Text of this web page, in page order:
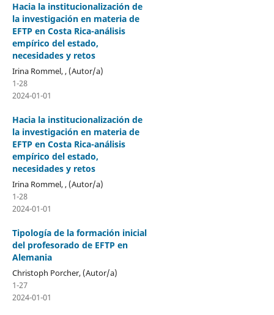
Hacia la institucionalización de
la investigación en materia de
EFTP en Costa Rica-análisis
empírico del estado,
necesidades y retos
Irina Rommel, , (Autor/a)
1-28
2024-01-01
Hacia la institucionalización de
la investigación en materia de
EFTP en Costa Rica-análisis
empírico del estado,
necesidades y retos
Irina Rommel, , (Autor/a)
1-28
2024-01-01
Tipología de la formación inicial
del profesorado de EFTP en
Alemania
Christoph Porcher, (Autor/a)
1-27
2024-01-01